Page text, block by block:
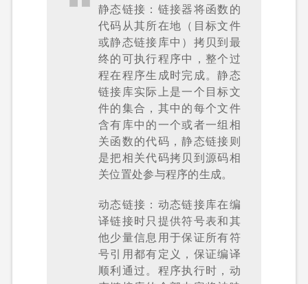
静态链接：链接器将函数的
代码从其所在地（目标文件
或静态链接库中）拷贝到最
终的可执行程序中，整个过
程在程序生成时完成。静态
链接库实际上是一个目标文
件的集合，其中的每个文件
含有库中的一个或者一组相
关函数的代码，静态链接则
是把相关代码拷贝到源码相
关位置处参与程序的生成。
动态链接：动态链接库在编
译链接时只提供符号表和其
他少量信息用于保证所有符
号引用都有定义，保证编译
顺利通过。程序执行时，动